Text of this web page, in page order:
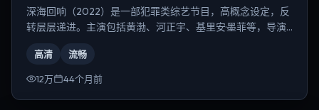
深海回响（2022）是一部犯罪类综艺节目，高概念设定，反
转层层递进。主演包括黄渤、河正宇、基里安·墨菲等，导演
高清 流畅
12万 44个月前